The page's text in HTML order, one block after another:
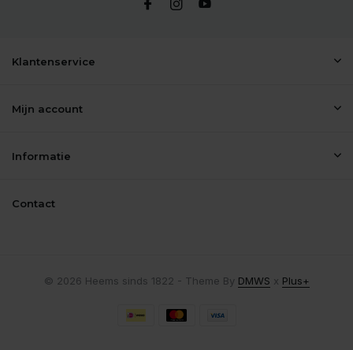
Klantenservice
Mijn account
Informatie
Contact
© 2026 Heems sinds 1822 - Theme By DMWS x Plus+